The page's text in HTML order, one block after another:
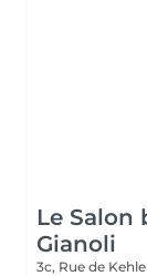
Le Salon
Gianoli
3c, Rue de